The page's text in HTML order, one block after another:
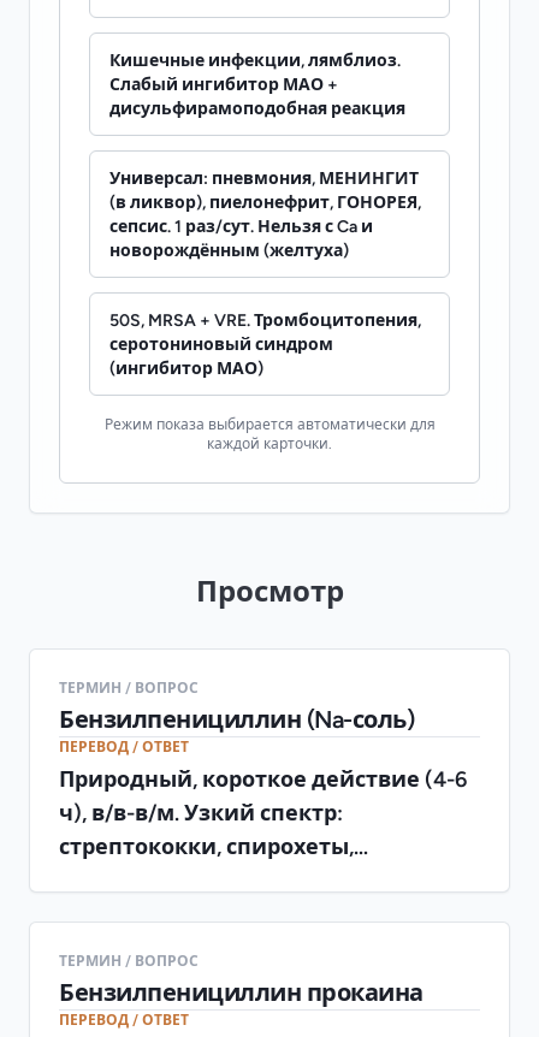
Кишечные инфекции, лямблиоз.
Слабый ингибитор МАО +
дисульфирамоподобная реакция
Универсал: пневмония, МЕНИНГИТ
(в ликвор), пиелонефрит, ГОНОРЕЯ,
сепсис. 1 раз/сут. Нельзя с Ca и
новорождённым (желтуха)
50S, MRSA + VRE. Тромбоцитопения,
серотониновый синдром
(ингибитор МАО)
Режим показа выбирается автоматически для
каждой карточки.
Просмотр
ТЕРМИН / ВОПРОС
Бензилпенициллин (Na-соль)
ПЕРЕВОД / ОТВЕТ
Природный, короткое действие (4-6
ч), в/в-в/м. Узкий спектр:
стрептококки, спирохеты,
ТЕРМИН / ВОПРОС
Бензилпенициллин прокаина
ПЕРЕВОД / ОТВЕТ